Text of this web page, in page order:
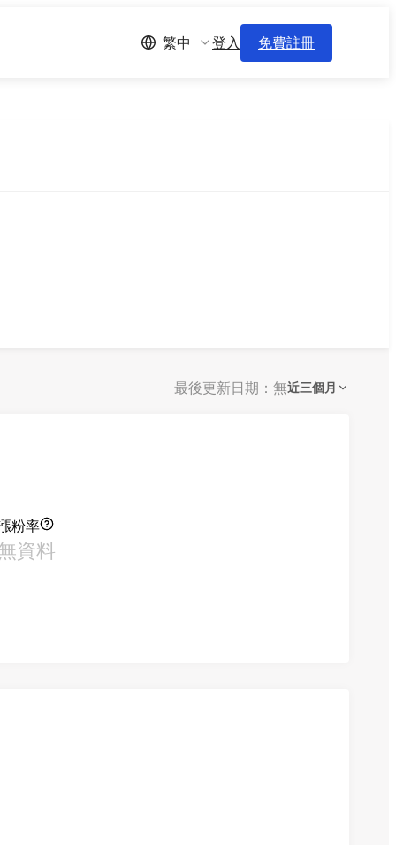
繁中 登入 免費註冊
最後更新日期：無近三個月
粉率
資料